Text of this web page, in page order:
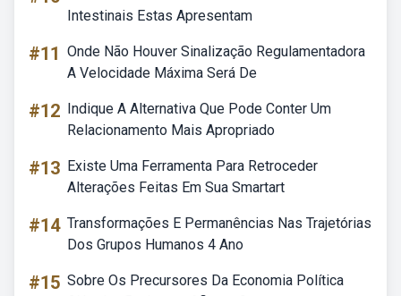
Intestinais Estas Apresentam
#11 Onde Não Houver Sinalização Regulamentadora
A Velocidade Máxima Será De
#12 Indique A Alternativa Que Pode Conter Um
Relacionamento Mais Apropriado
#13 Existe Uma Ferramenta Para Retroceder
Alterações Feitas Em Sua Smartart
#14 Transformações E Permanências Nas Trajetórias
Dos Grupos Humanos 4 Ano
#15 Sobre Os Precursores Da Economia Política